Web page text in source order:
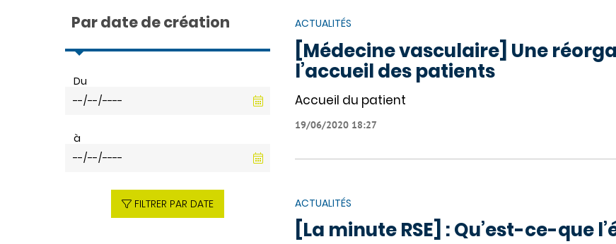
ACTUALITÉS
[Médecine vasculaire] Une
l’accueil des patients
Accueil du patient
19/06/2020 18:27
ACTUALITÉS
[La minute RSE] : Qu’est-ce-que
Par date de création
Du
à
FILTRER PAR DATE